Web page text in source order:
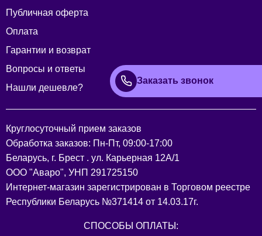
Публичная оферта
Оплата
Гарантии и возврат
Вопросы и ответы
Нашли дешевле?
Заказать звонок
Круглосуточный прием заказов
Обработка заказов: Пн-Пт, 09:00-17:00
Беларусь, г. Брест . ул. Карьерная 12А/1
ООО "Аваро", УНП 291725150
Интернет-магазин зарегистрирован в Торговом реестре
Республики Беларусь №371414 от 14.03.17г.
СПОСОБЫ ОПЛАТЫ: